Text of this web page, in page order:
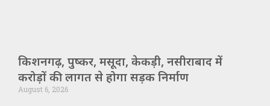
किशनगढ़, पुष्कर, मसूदा, केकड़ी, नसीराबाद में
करोड़ों की लागत से होगा सड़क निर्माण
August 6, 2026